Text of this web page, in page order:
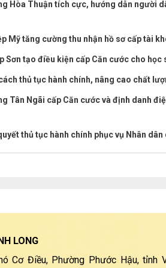
Hòa Thuận tích cực, hướng dẫn người
Mỹ tăng cường thu nhận hồ sơ cấp tài
Sơn tạo điều kiện cấp Căn cước cho học
thủ tục hành chính, nâng cao chất
Tân Ngãi cấp Căn cước và định danh
thủ tục hành chính phục vụ Nhân
LONG
Cơ Điều, Phường Phước Hậu, tỉnh